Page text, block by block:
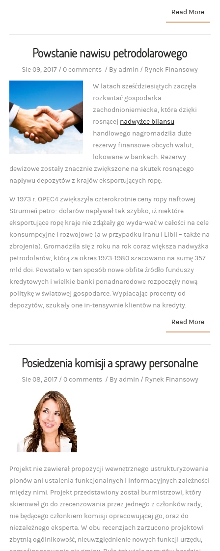
Read More
Powstanie nawisu petrodolarowego
Sie 09, 2017 /0 comments / By admin / Rynek Finansowy
W latach sześćdziesiątych zaczęła
rozkwitać gospodarka
zachodnioniemiecka, która dzięki
rosnącej nadwyżce bilansu
handlowego nagromadziła duże
rezerwy finansowe obcych walut,
lokowane w bankach. Rezerwy
dewizowe zostały znacznie zwiększone na skutek rosnącego
napływu depozytów z krajów eksportujących ropę.
W 1973 r. OPEC4 zwiększyła czterokrotnie ceny ropy naftowej.
Strumień petro- dolarów napływał tak szybko, iż niektóre
eksportujące ropę kraje nie zdążały go wyda-wać w całości na cele
konsumpcyjne i rozwojowe (a w przypadku Iranu i Libii – także na
zbrojenia). Gromadziła się z roku na rok coraz większa nadwyżka
petrodolarów, którą za okres 1973-1980 szacowano na sumę 357
mld doi. Powstało w ten sposób nowe obfite źródło funduszy
kredytowych i wielkie banki ponadnarodowe rozpoczęły nową
politykę w światowej gospodarce. Wypłacając procenty od
depozytów, szukały one in-tensywnie klientów na kredyty.
Read More
Posiedzenia komisji a sprawy personalne
Sie 08, 2017/0 comments/ By admin/ Rynek Finansowy
Projekt nie zawierał propozycji wewnętrznego ustrukturyzowania
pionów ani ustalenia funkcjonalnych i informacyjnych zależności
między nimi. Projekt przedstawiony został burmistrzowi, który
skierował go do zrecenzowania przez jednego z członków rady,
nie będącego członkiem komisji opracowującej go, oraz do
niezależnego eksperta. W obu recenzjach zarzucono projektowi
zbytnią ogólnikowość, nieuwzględnienie nowych funkcji urzędu,